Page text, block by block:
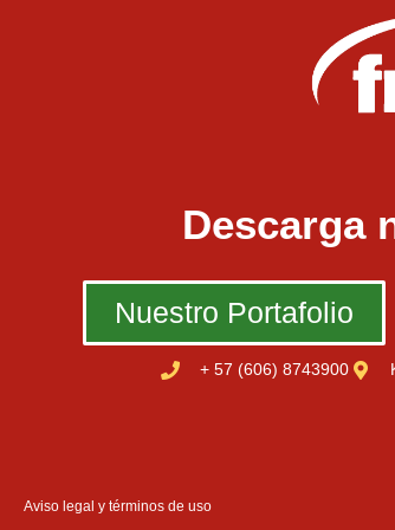
Descarga
Nuestro Portafolio
+ 57 (606) 8743900
Aviso legal y términos de uso